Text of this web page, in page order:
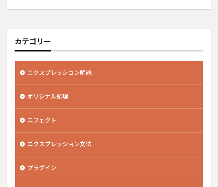
カテゴリー
エクスプレッション解説
オリジナル処理
エフェクト
エクスプレッション文法
プラグイン